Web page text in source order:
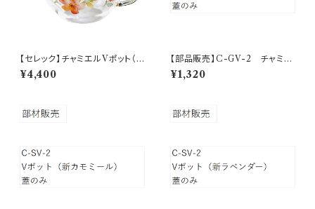
【セレック】チャミエルVポット（フ
ローリスト）【C-GVP-27A】
¥4,400
【部品販売】C-GV-2 チャミエ
ルVポット フタ（クリアー）
¥1,320